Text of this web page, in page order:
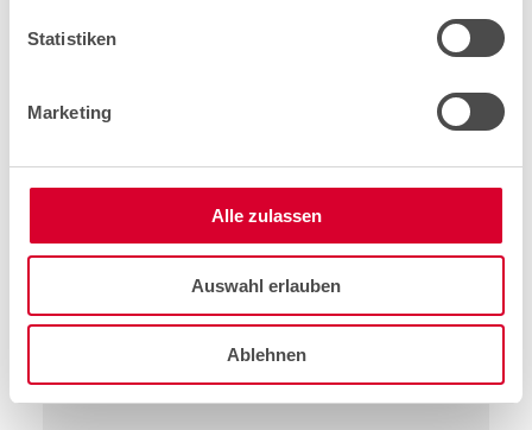
Statistiken
Marketing
Alle zulassen
Auswahl erlauben
Ablehnen
Numéro d'ordre